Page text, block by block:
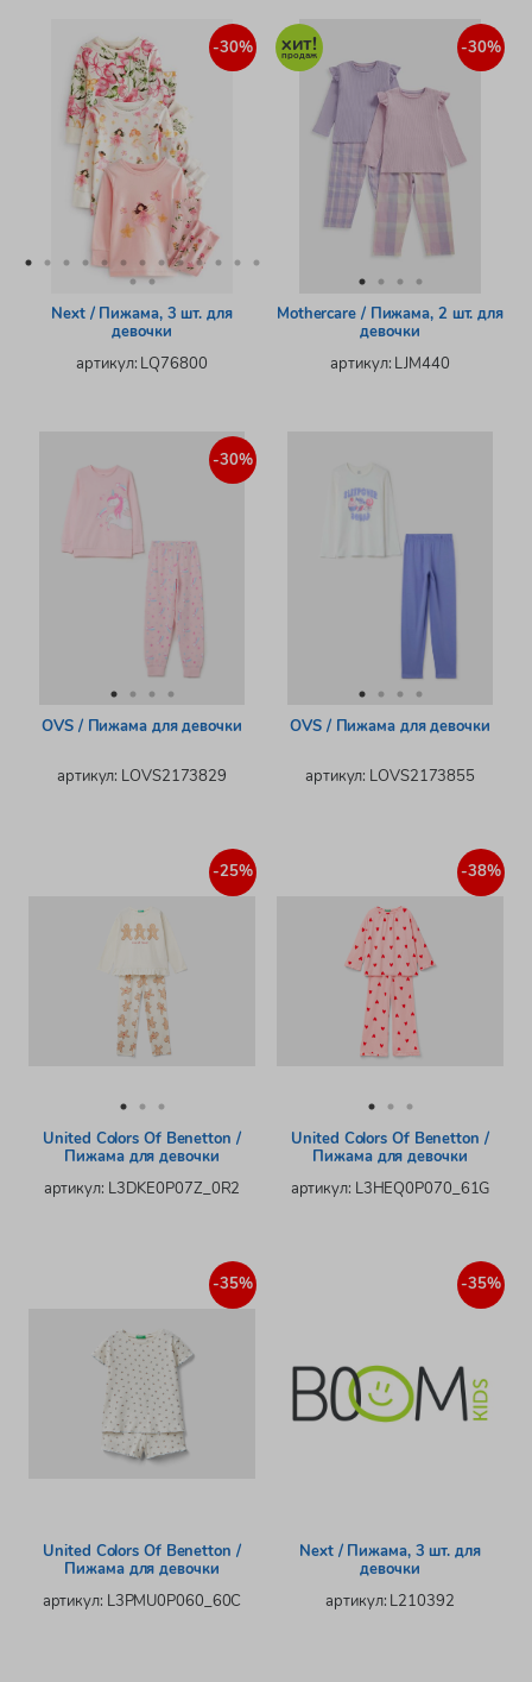
-30%
Next / Пижама, 3 шт. для
девочки
артикул: LQ76800
-30%
Mothercare / Пижама, 2 шт. для
девочки
артикул: LJM440
-30%
OVS / Пижама для девочки
артикул: LOVS2173829
OVS / Пижама для девочки
артикул: LOVS2173855
-25%
United Colors Of Benetton /
Пижама для девочки
артикул: L3DKE0P07Z_0R2
-38%
United Colors Of Benetton /
Пижама для девочки
артикул: L3HEQ0P070_61G
-35%
United Colors Of Benetton /
Пижама для девочки
артикул: L3PMU0P060_60C
-35%
Next / Пижама, 3 шт. для
девочки
артикул: L210392